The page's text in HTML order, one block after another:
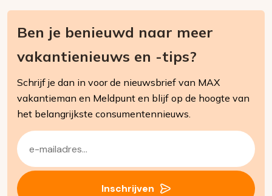
Ben je benieuwd naar meer
vakantienieuws en -tips?
Schrijf je dan in voor de nieuwsbrief van MAX
vakantieman en Meldpunt en blijf op de hoogte van
het belangrijkste consumentennieuws.
E-
mailadres
(Vereist)
Inschrijven